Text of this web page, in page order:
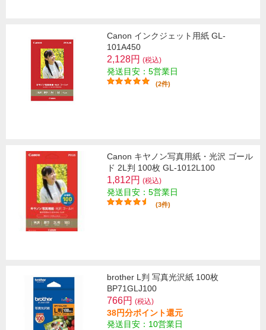
Canon インクジェット用紙 GL-
101A450
2,128円 (税込)
発送目安：5営業日
(2件)
Canon キヤノン写真用紙・光沢 ゴール
ド 2L判 100枚 GL-1012L100
1,812円 (税込)
発送目安：5営業日
(3件)
brother L判 写真光沢紙 100枚
BP71GLJ100
766円 (税込)
38円分ポイント還元
発送目安：10営業日